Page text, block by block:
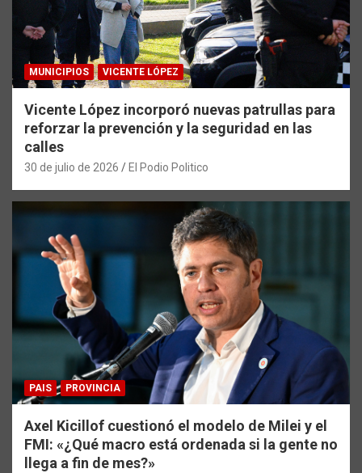
MUNICIPIOS VICENTE LÓPEZ
Vicente López incorporó nuevas patrullas para
reforzar la prevención y la seguridad en las
calles
30 de julio de 2026 El Podio Politico
PAIS PROVINCIA
Axel Kicillof cuestionó el modelo de Milei y el
FMI: «¿Qué macro está ordenada si la gente no
llega a fin de mes?»